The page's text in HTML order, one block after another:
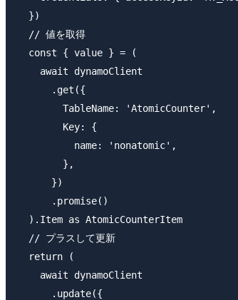
  })
  // 値を取得
  const { value } = (
    await dynamoClient
      .get({
        TableName: 'AtomicCounter',
        Key: {
          name: 'nonatomic',
        },
      })
      .promise()
  ).Item as AtomicCounterItem
  // プラスして更新
  return (
    await dynamoClient
      .update({